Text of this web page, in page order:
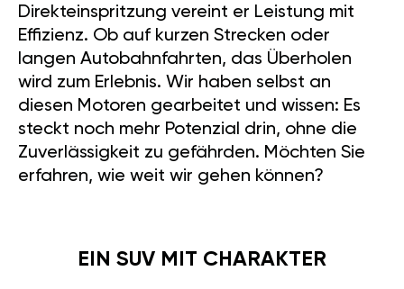
Direkteinspritzung vereint er Leistung mit
Effizienz. Ob auf kurzen Strecken oder
langen Autobahnfahrten, das Überholen
wird zum Erlebnis. Wir haben selbst an
diesen Motoren gearbeitet und wissen: Es
steckt noch mehr Potenzial drin, ohne die
Zuverlässigkeit zu gefährden. Möchten Sie
erfahren, wie weit wir gehen können?
EIN SUV MIT CHARAKTER